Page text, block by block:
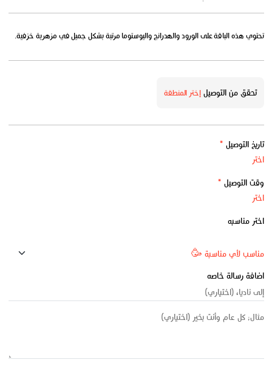
تحتوي هذه الباقة على الورود والهدرانج واليوستوما مرتبة بشكل جميل في مزهرية خزفية.
تحقق من التوصيلإختر المنطقة
تاريخ التوصيل *
وقت التوصيل *
اختر مناسبه
اضافة رسالة خاصه